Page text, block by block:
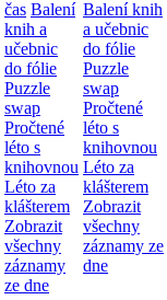
čas Balení
knih a
učebnic
do fólie
Puzzle
swap
Pročtené
léto s
knihovnou
Léto za
klášterem
Zobrazit
všechny
záznamy
ze dne
Balení knih
a učebnic
do fólie
Puzzle
swap
Pročtené
léto s
knihovnou
Léto za
klášterem
Zobrazit
všechny
záznamy ze
dne